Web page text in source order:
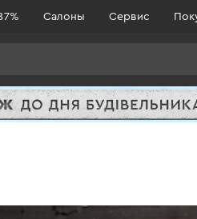
Салоны Сервис